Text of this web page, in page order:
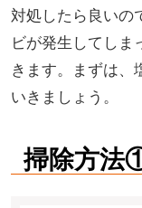
対処したら良いの
ビが発生してしま
きます。まずは、
いきましょう。
掃除方法